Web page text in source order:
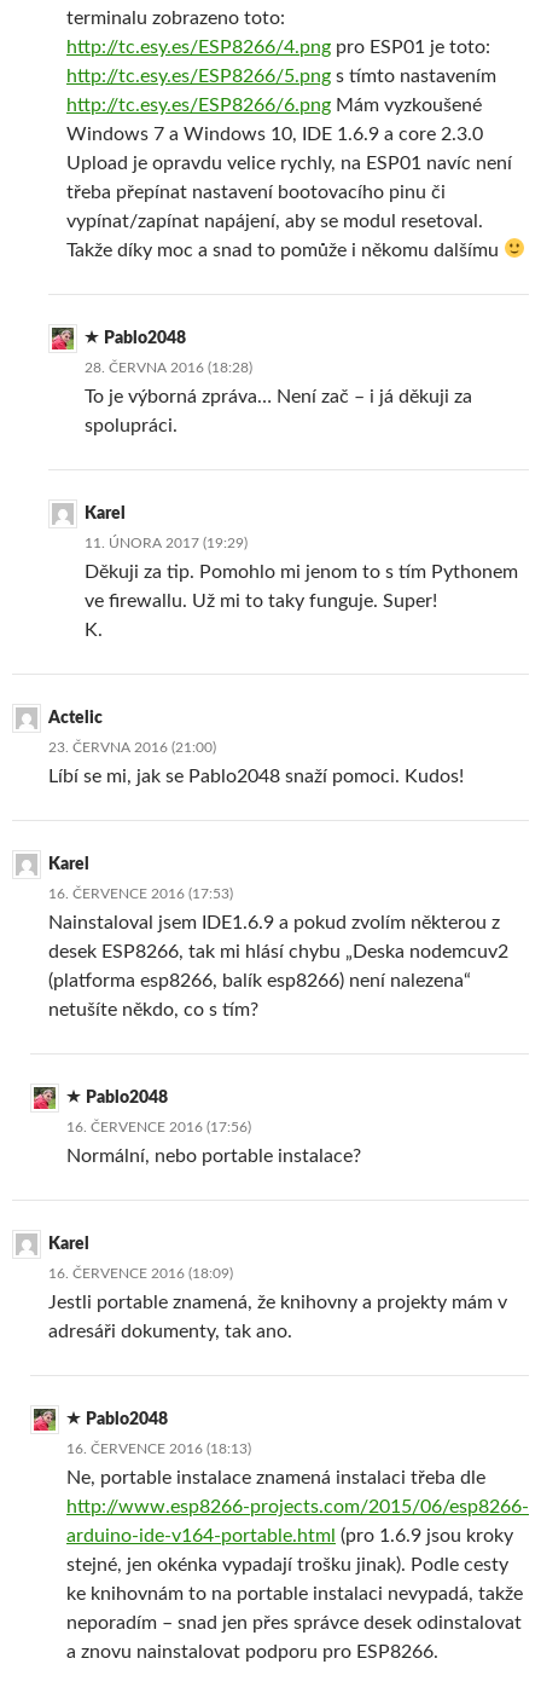
terminalu zobrazeno toto:
http://tc.esy.es/ESP8266/4.png pro ESP01 je toto:
http://tc.esy.es/ESP8266/5.png s tímto nastavením
http://tc.esy.es/ESP8266/6.png Mám vyzkoušené
Windows 7 a Windows 10, IDE 1.6.9 a core 2.3.0
Upload je opravdu velice rychly, na ESP01 navíc není
třeba přepínat nastavení bootovacího pinu či
vypínat/zapínat napájení, aby se modul resetoval.
Takže díky moc a snad to pomůže i někomu dalšímu
Pablo2048
28. ČERVNA 2016 (18:28)
To je výborná zpráva… Není zač – i já děkuji za
spolupráci.
Karel
11. ÚNORA 2017 (19:29)
Děkuji za tip. Pomohlo mi jenom to s tím Pythonem
ve firewallu. Už mi to taky funguje. Super!
K.
Actelic
23. ČERVNA 2016 (21:00)
Líbí se mi, jak se Pablo2048 snaží pomoci. Kudos!
Karel
16. ČERVENCE 2016 (17:53)
Nainstaloval jsem IDE1.6.9 a pokud zvolím některou z
desek ESP8266, tak mi hlásí chybu „Deska nodemcuv2
(platforma esp8266, balík esp8266) není nalezena“
netušíte někdo, co s tím?
Pablo2048
16. ČERVENCE 2016 (17:56)
Normální, nebo portable instalace?
Karel
16. ČERVENCE 2016 (18:09)
Jestli portable znamená, že knihovny a projekty mám v
adresáři dokumenty, tak ano.
Pablo2048
16. ČERVENCE 2016 (18:13)
Ne, portable instalace znamená instalaci třeba dle
http://www.esp8266-projects.com/2015/06/esp8266-
arduino-ide-v164-portable.html (pro 1.6.9 jsou kroky
stejné, jen okénka vypadají trošku jinak). Podle cesty
ke knihovnám to na portable instalaci nevypadá, takže
neporadím – snad jen přes správce desek odinstalovat
a znovu nainstalovat podporu pro ESP8266.